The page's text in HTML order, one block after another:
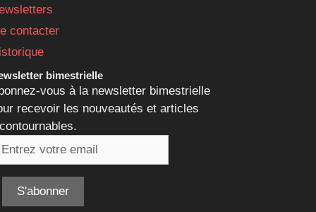
contacter
bimestrielle
vous à la newsletter bimestrielle
recevoir les nouveautés et articles